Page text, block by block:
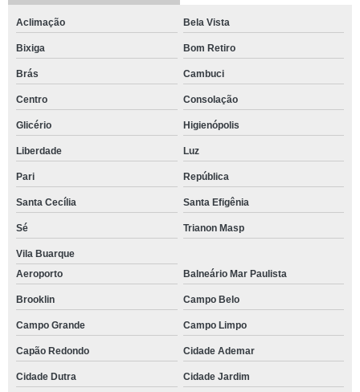
Aclimação Bela Vista
Bixiga Bom Retiro
Brás Cambuci
Centro Consolação
Glicério Higienópolis
Liberdade Luz
Pari República
Santa Cecília Santa Efigênia
Sé Trianon Masp
Vila Buarque
Aeroporto
Balneário Mar Paulista
Brooklin Campo Belo
Campo Grande Campo Limpo
Capão Redondo Cidade Ademar
Cidade Dutra Cidade Jardim